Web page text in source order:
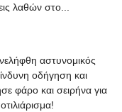
λαθών στο...
αστυνομικός
οδήγηση και
φάρο και σειρήνα για